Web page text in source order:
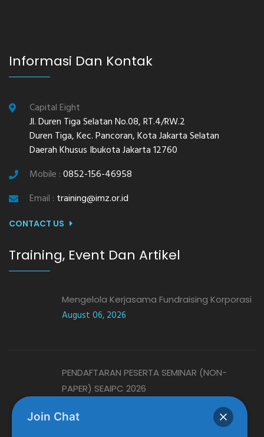
Informasi Dan Kontak
Capital Eight
Jl. Duren Tiga Selatan No.08, RT.4/RW.2
Duren Tiga, Kec. Pancoran, Kota Jakarta Selatan
Daerah Khusus Ibukota Jakarta 12760
Mobile :0852-156-46958
Email : training@imz.or.id
CONTACT US
Training, Event Dan Artikel
Mengelola Kerjasama Fundraising Korporasi
August 06, 2026
PENDAFTARAN PESERTA SEMINAR (NON-
PAPER) SEAIPC 2026
Join Chat